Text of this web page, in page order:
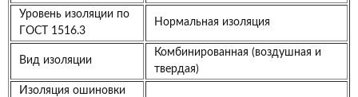
Уровень изоляции по
ГОСТ 1516.3
Нормальная изоляция
Вид изоляции
Комбинированная (воздушная и
твердая)
Изоляция ошиновки